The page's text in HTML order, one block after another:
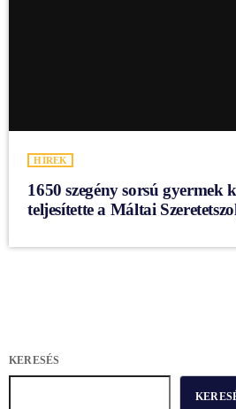
HÍREK
1650 szegény sorsú gyermek
teljesítette a Máltai
KERESÉS